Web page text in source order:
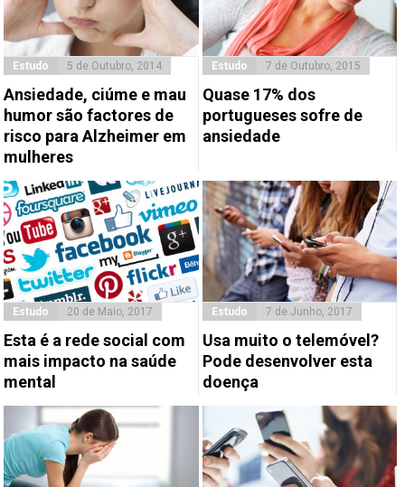
Estudo 5 de Outubro, 2014
Ansiedade, ciúme e mau
humor são factores de
risco para Alzheimer em
mulheres
Estudo 7 de Outubro, 2015
Quase 17% dos
portugueses sofre de
ansiedade
Estudo 20 de Maio, 2017
Esta é a rede social com
mais impacto na saúde
mental
Estudo 7 de Junho, 2017
Usa muito o telemóvel?
Pode desenvolver esta
doença